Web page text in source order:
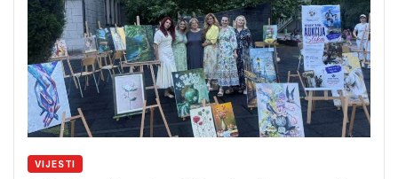
VIJESTI